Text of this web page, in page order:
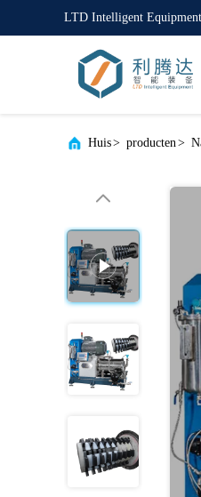
LTD Intelligent
Huis> producten>